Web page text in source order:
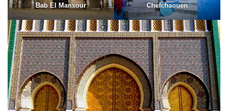
Bab El Mansour Chefchaouen